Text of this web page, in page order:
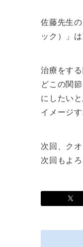
佐藤先生
ック）」
治療をす
どこの関
にしたいと
イメージ
次回、ク
次回もよ